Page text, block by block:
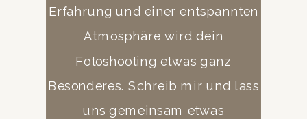
Erfahrung und einer entspannten
Atmosphäre wird dein
Fotoshooting etwas ganz
Besonderes. Schreib mir und lass
uns gemeinsam etwas